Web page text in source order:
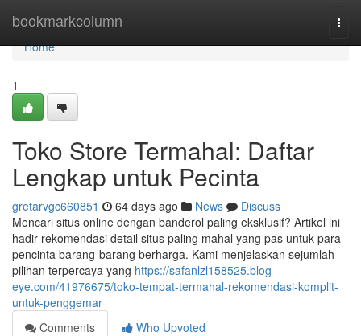
bookmarkcolumn
Home
Home
1
Toko Store Termahal: Daftar
Lengkap untuk Pecinta
gretarvgc660851 64 days ago News
Discuss
Mencari situs online dengan banderol paling eksklusif? Artikel ini
hadir rekomendasi detail situs paling mahal yang pas untuk para
pencinta barang-barang berharga. Kami menjelaskan sejumlah
pilihan terpercaya yang https://safanlzl158525.blog-
eye.com/41976675/toko-tempat-termahal-rekomendasi-komplit-
untuk-penggemar
Comments
Who Upvoted